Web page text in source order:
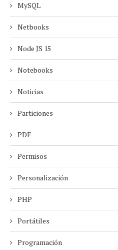
MySQL
Netbooks
Node JS 15
Notebooks
Noticias
Particiones
PDF
Permisos
Personalización
PHP
Portátiles
Programación